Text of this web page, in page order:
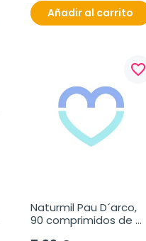
Añadir al carrito
favorite_border
Naturmil Pau D´arco,
90 comprimidos de